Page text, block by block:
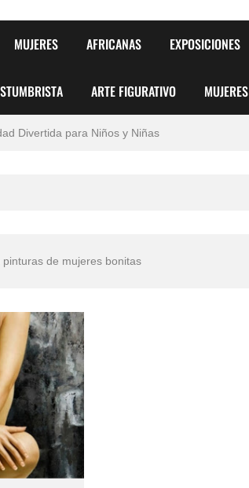
MUJERES AFRICANAS EXPOSICIONES
ARTE FIGURATIVO MUJERES
al Óleo
Divertida para Niños y Niñas
Más Bellas del Mundo
africanas?
pinturas de mujeres bonitas